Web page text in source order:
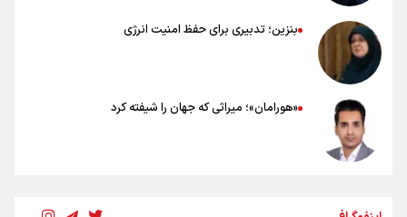
بنزین؛ تدبیری برای حفظ امنیت انرژی
«هورامان»؛ میراثی که جهان را شیفته کرد